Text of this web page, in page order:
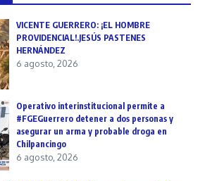
VICENTE GUERRERO: ¡EL HOMBRE
PROVIDENCIAL!.JESÚS PASTENES
HERNÁNDEZ
6 agosto, 2026
Operativo interinstitucional permite a
#FGEGuerrero detener a dos personas y
asegurar un arma y probable droga en
Chilpancingo
6 agosto, 2026